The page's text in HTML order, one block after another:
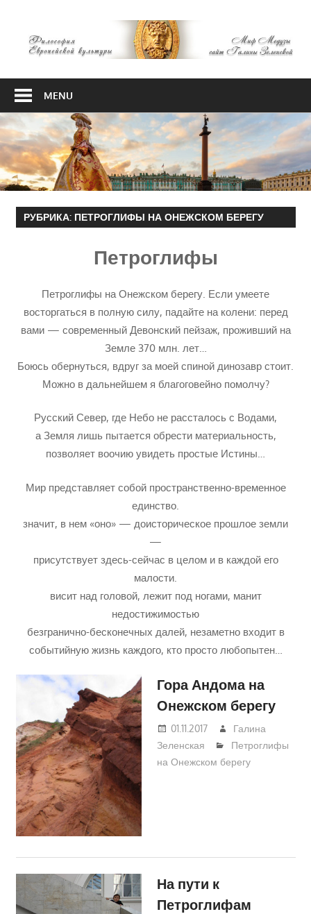
content
Европейской
MENU
РУБРИКА: ПЕТРОГЛИФЫ НА ОНЕЖСКОМ БЕРЕГУ
Петроглифы
Петроглифы на Онежском берегу. Если умеете
восторгаться в полную силу, падайте на колени: перед
вами — современный Девонский пейзаж, проживший на
Земле 370 млн. лет…
Боюсь обернуться, вдруг за моей спиной динозавр стоит.
Можно в дальнейшем я благоговейно помолчу?
Русский Север, где Небо не рассталось с Водами,
а Земля лишь пытается обрести материальность,
позволяет воочию увидеть простые Истины…
Мир представляет собой пространственно-временное
единство.
значит, в нем «оно» — доисторическое прошлое земли
—
присутствует здесь-сейчас в целом и в каждой его
малости.
висит над головой, лежит под ногами, манит
недостижимостью
безгранично-бесконечных далей, незаметно входит в
событийную жизнь каждого, кто просто любопытен…
Гора Андома на
Онежском берегу
01.11.2017
Галина
Зеленская
Петроглифы
на Онежском берегу
На пути к
Петроглифам